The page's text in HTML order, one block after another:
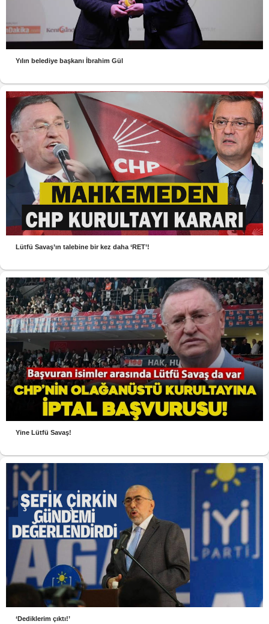
Yılın belediye başkanı İbrahim Gül
Lütfü Savaş’ın talebine bir kez daha ‘RET’!
Yine Lütfü Savaş!
‘Dediklerim çıktı!’